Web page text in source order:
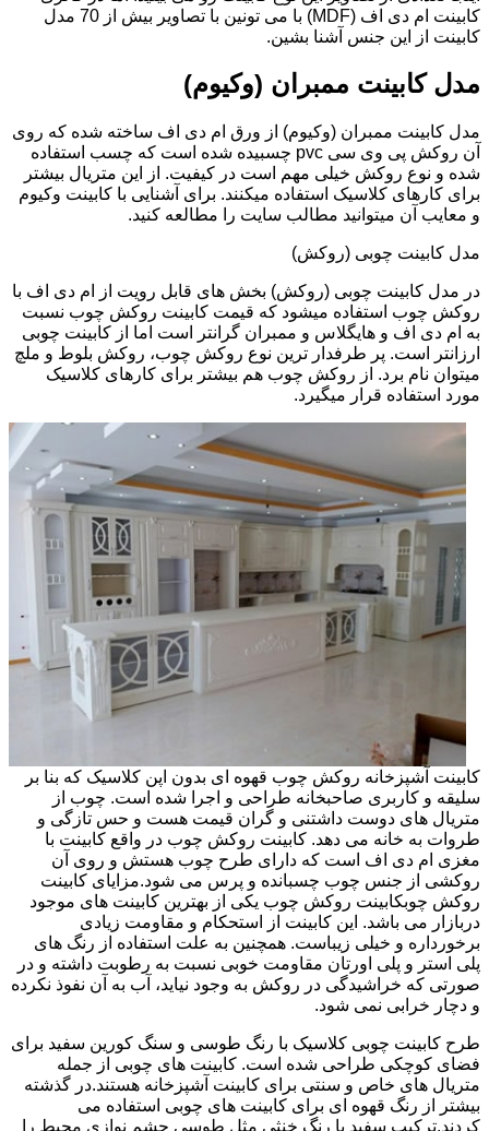
کابینت ام دی اف (MDF) با می تونین با تصاویر بیش از 70 مدل
کابینت از این جنس آشنا بشین.
مدل کابینت ممبران (وکیوم)
مدل کابینت ممبران (وکیوم) از ورق ام دی اف ساخته شده که روی
آن روکش پی وی سی pvc چسبیده شده است که چسب استفاده
شده و نوع روکش خیلی مهم است در کیفیت. از این متریال بیشتر
برای کارهای کلاسیک استفاده میکنند. برای آشنایی با کابینت وکیوم
و معایب آن میتوانید مطالب سایت را مطالعه کنید.
مدل کابینت چوبی (روکش)
در مدل کابینت چوبی (روکش) بخش های قابل رویت از ام دی اف با
روکش چوب استفاده میشود که قیمت کابینت روکش چوب نسبت
به ام دی اف و هایگلاس و ممبران گرانتر است اما از کابینت چوبی
ارزانتر است. پر طرفدار ترین نوع روکش چوب، روکش بلوط و ملچ
میتوان نام برد. از روکش چوب هم بیشتر برای کارهای کلاسیک
مورد استفاده قرار میگیرد.
کابینت آشپزخانه روکش چوب قهوه ای بدون اپن کلاسیک که بنا بر
سلیقه و کاربری صاحبخانه طراحی و اجرا شده است. چوب از
متریال های دوست داشتنی و گران قیمت هست و حس تازگی و
طروات به خانه می دهد. کابینت روکش چوب در واقع کابینت با
مغزی ام دی اف است که دارای طرح چوب هستش و روی آن
روکشی از جنس چوب چسبانده و پرس می شود.مزایای کابینت
روکش چوبکابینت روکش چوب یکی از بهترین کابینت های موجود
دربازار می باشد. این کابینت از استحکام و مقاومت زیادی
برخورداره و خیلی زیباست. همچنین به علت استفاده از رنگ های
پلی استر و پلی اورتان مقاومت خوبی نسبت به رطوبت داشته و در
صورتی که خراشیدگی در روکش به وجود نیاید، آب به آن نفوذ نکرده
و دچار خرابی نمی شود.
طرح کابینت چوبی کلاسیک با رنگ طوسی و سنگ کورین سفید برای
فضای کوچکی طراحی شده است. کابینت های چوبی از جمله
متریال های خاص و سنتی برای کابینت آشپزخانه هستند.در گذشته
بیشتر از رنگ قهوه ای برای کابینت های چوبی استفاده می
کردند.ترکیب سفید با رنگ خنثی مثل طوسی چشم نوازی محیط را